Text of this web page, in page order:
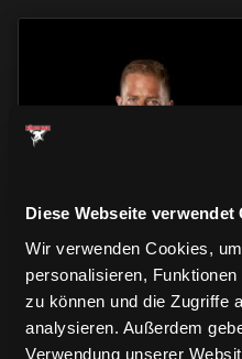
Diese Webseite verwendet
Wir verwenden Cookies,
personalisieren,
zu können und die Zugriffe
analysieren. Außerdem
Verwendung unserer